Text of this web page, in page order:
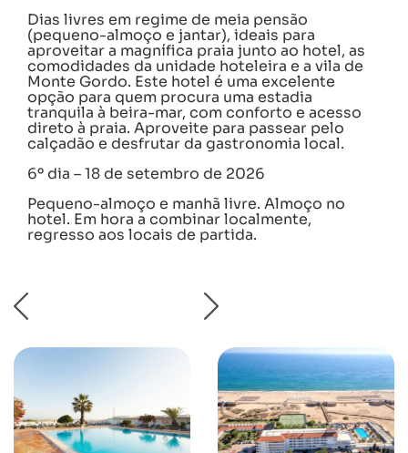
Dias livres em regime de meia pensão
(pequeno-almoço e jantar), ideais para
aproveitar a magnífica praia junto ao hotel, as
comodidades da unidade hoteleira e a vila de
Monte Gordo. Este hotel é uma excelente
opção para quem procura uma estadia
tranquila à beira-mar, com conforto e acesso
direto à praia. Aproveite para passear pelo
calçadão e desfrutar da gastronomia local.
6º dia – 18 de setembro de 2026
Pequeno-almoço e manhã livre. Almoço no
hotel. Em hora a combinar localmente,
regresso aos locais de partida.